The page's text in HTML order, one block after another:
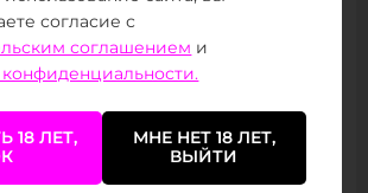
Кокос ананас, Нектарин вишня
микс.
Дикие ягоды,
Морс из диких ягод, Черника
йогурт.
необычные вкусы: Доктор Пеппер
согласие с
соглашением и
18 ЛЕТ, МНЕ НЕТ 18 ЛЕТ,
ВЫЙТИ